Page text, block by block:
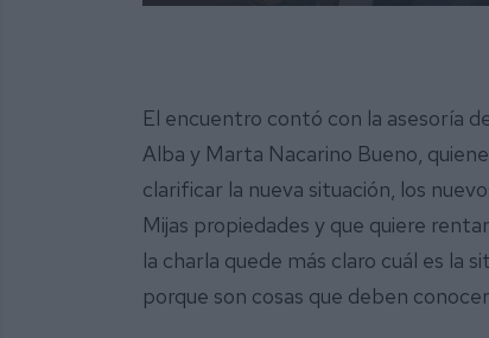
El encuentro contó con la asesoría
Alba y Marta Nacarino Bueno,
clarificar la nueva situación, los
Mijas propiedades y que quiere
la charla quede más claro cuál es la
porque son cosas que deben